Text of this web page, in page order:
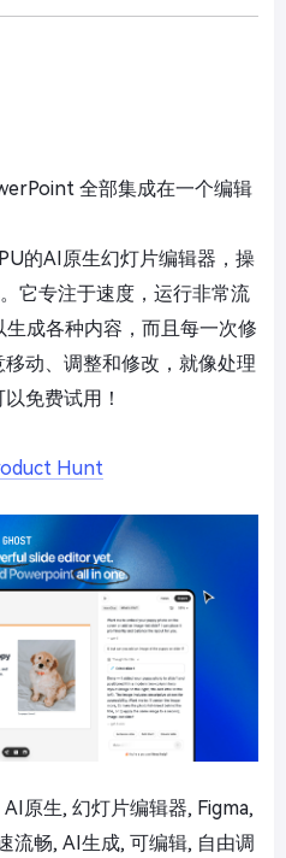
全部集成在一个编辑
的AI原生幻灯片编辑器，操
它专注于速度，运行非常流
成各种内容，而且每一次修
动、调整和修改，就像处理
免费试用！
Hunt
AI原生, 幻灯片编辑器, Figma,
流畅, AI生成, 可编辑, 自由调